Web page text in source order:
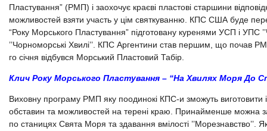
Пластування” (РМП) і заохочує краєві пластові старшини
можливостей взяти участь у цім святкуванню. КПС США буде
“Року Морського Пластування” підготовану куренями УСП і УПС
’’Чорноморські Хвилі’’. КПС Аргентини став першим, що почав
го січня відбувся Морський Пластовий Табір.
Клич Року Морського Пластування – “На Хвилях Моря До
Виховну програму РМП яку поодинокі КПС-и зможуть виготовити
обставин та можливостей на терені краю. Принайменше можна
по станицях Свята Моря та здавання вмілості ’’Морезнавство’’.